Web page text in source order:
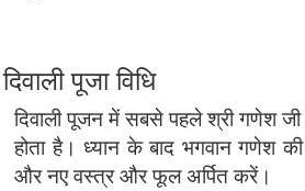
दिवाली पूजा विधि
दिवाली पूजन में सबसे पहले श्री गणेश जी
होता है। ध्यान के बाद भगवान गणेश की
और नए वस्त्र और फूल अर्पित करें।